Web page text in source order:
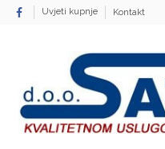
Uvjeti kupnje Kontakt